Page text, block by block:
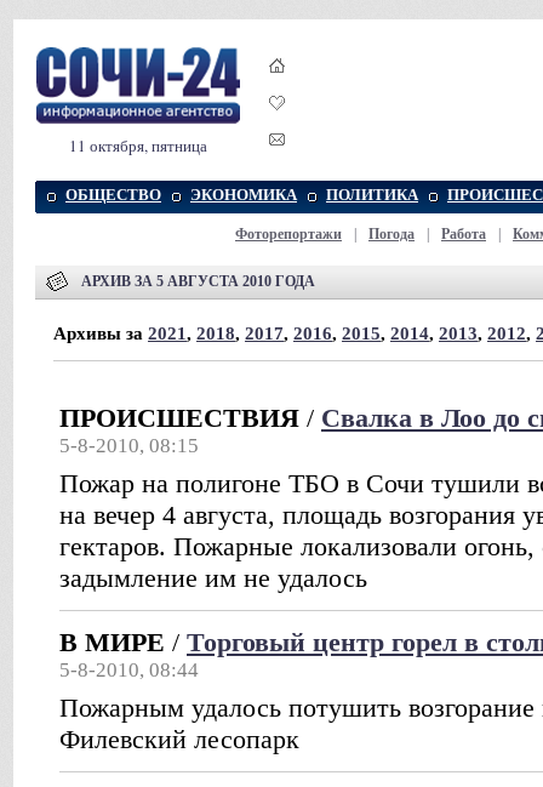
11 октября, пятница
ОБЩЕСТВО ЭКОНОМИКА ПОЛИТИКА
Фоторепортажи Погода Работа
АРХИВ ЗА 5 АВГУСТА 2010 ГОДА
Архивы за 2021, 2018, 2017, 2016, 2015, 2014, 2013, 2012,
ПРОИСШЕСТВИЯ / Свалка в Лоо до
5-8-2010, 08:15
Пожар на полигоне ТБО в Сочи
на вечер 4 августа, площадь возгорания
гектаров. Пожарные локализовали огонь,
задымление им не удалось
В МИРЕ / Торговый центр горел в
5-8-2010, 08:44
Пожарным удалось потушить возгорание
Филевский лесопарк